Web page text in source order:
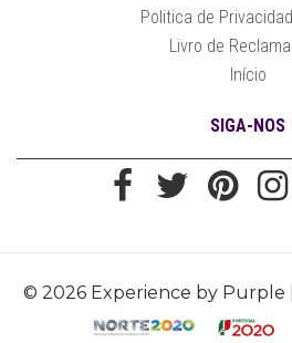
Politica de
Livro de
Início
SIGA-NOS
© 2026 Experience by Purple